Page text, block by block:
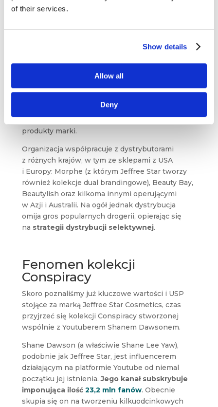
of their services.
Show details
Allow all
Deny
na zakup max. dwóch egzemplarzy danego
marżowej sprzedaży produktów marki poza
Ponadto, firma oferuje swoje produkty w kilku
innych miejscach. Warto wspomnieć jednak,
obejmuje nie tylko wcześniej wspomnianych
dostawców, ale również podmioty dystrybuujące
produkty marki.
Organizacja współpracuje z dystrybutorami
z różnych krajów, w tym ze sklepami z USA
i Europy: Morphe (z którym Jeffree Star tworzy
również kolekcje dual brandingowe), Beauty Bay,
Beautylish oraz kilkoma innymi operującymi
w Azji i Australii. Na ogół jednak dystrybucja
omija gros popularnych drogerii, opierając się
na strategii dystrybucji selektywnej.
Fenomen kolekcji
Conspiracy
Skoro poznaliśmy już kluczowe wartości i USP
stojące za marką Jeffree Star Cosmetics, czas
przyjrzeć się kolekcji Conspiracy stworzonej
wspólnie z Youtuberem Shanem Dawsonem.
Shane Dawson (a właściwie Shane Lee Yaw),
podobnie jak Jeffree Star, jest influencerem
działającym na platformie Youtube od niemal
początku jej istnienia.Jego kanał subskrybuje
imponująca ilość 23,2 mln fanów. Obecnie
skupia się on na tworzeniu kilkuodcinkowych